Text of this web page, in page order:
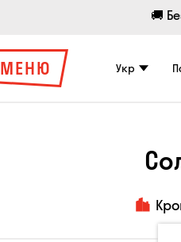
🚚
МЕНЮ Укр